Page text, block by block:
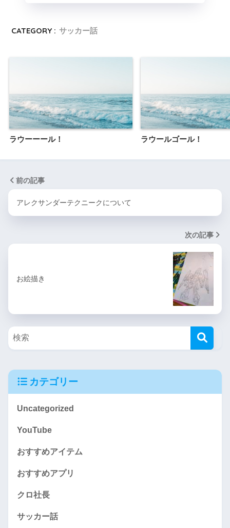
CATEGORY : サッカー話
ラウーーール！ ラウールゴール！
前の記事
アレクサンダーテクニークについて
次の記事
お絵描き
カテゴリー
Uncategorized
YouTube
おすすめアイテム
おすすめアプリ
クロ社長
サッカー話